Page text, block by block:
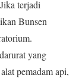
terjadi
Bunsen
yang
pemadam api,